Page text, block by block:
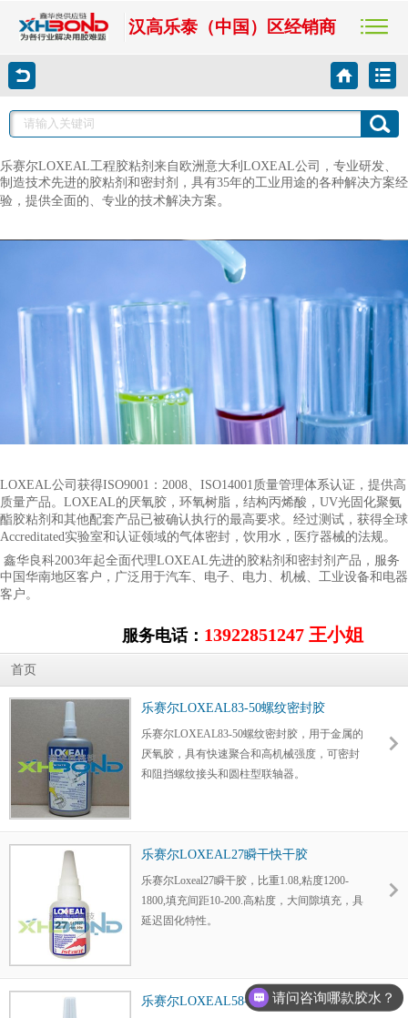
汉高乐泰（中国）区经销商
乐赛尔LOXEAL工程胶粘剂来自欧洲意大利 LOXEAL公司，专业研发、
制造技术先进的胶粘剂和密封剂，具有35年的工业用途的各种解决方案经
验，提供全面的、专业的技术解决方案 。
LOXEAL公司获得ISO9001 ： 2008 ISO14001 质量管理体系认证，提供高
质量产品 。 LOXEAL的厌氧胶，环氧树脂，结构丙烯酸， UV光固化聚氨
酯胶粘剂和其他配套产品已被确认执行的最高要求。 经过测试，获得全球
Accreditated实验室和认证领域的气体密封，饮用水，医疗器械的法规。
鑫华良科2003年起全面代理LOXEAL先进的胶粘剂和密封剂产品，服务
中国华南地区客户，广泛用于汽车、电子、电力、机械、工业设备和电器
客户。
服务电话： 13922851247 王小姐
首页
乐赛尔LOXEAL83-50螺纹密封胶
乐赛尔LOXEAL83-50螺纹密封胶，用于金属的
厌氧胶，具有快速聚合和高机械强度，可密封
和阻挡螺纹接头和圆柱型联轴器。
乐赛尔LOXEAL27瞬干快干胶
乐赛尔Loxeal27瞬干胶，比重1.08,粘度1200-
1800,填充间距10-200.高粘度，大间隙填充，具
延迟固化特性。
乐赛尔LOXEAL58-31平面密封胶请问咨询哪款胶水？